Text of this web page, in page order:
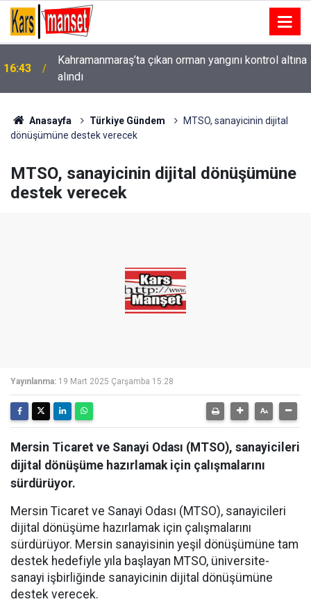
16:43
Kahramanmaraş’ta çıkan orman yangını kontrol altına
alındı
16:42 Sorgun Modifiye Araç Fuarı film setlerini aratmadı
Anasayfa Türkiye Gündem
MTSO, sanayicinin dijital
dönüşümüne destek verecek
MTSO, sanayicinin dijital dönüşümüne
destek verecek
Yayınlanma: 19 Mart 2025 Çarşamba 15:28
Mersin Ticaret ve Sanayi Odası (MTSO), sanayicileri
dijital dönüşüme hazırlamak için çalışmalarını
sürdürüyor.
Mersin Ticaret ve Sanayi Odası (MTSO), sanayicileri
dijital dönüşüme hazırlamak için çalışmalarını
sürdürüyor. Mersin sanayisinin yeşil dönüşümüne tam
destek hedefiyle yıla başlayan MTSO, üniversite-
sanayi işbirliğinde sanayicinin dijital dönüşümüne
destek verecek.